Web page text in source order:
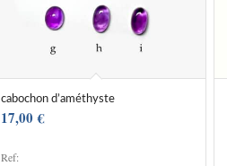
cabochon d’améthyste
17,00€
Ref: